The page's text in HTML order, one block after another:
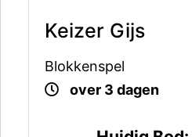
Keizer Gijs
Blokkenspel
over 3 dagen